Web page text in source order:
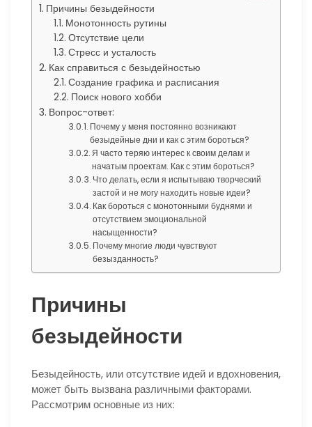
Причины безыдейности
Монотонность рутины
Отсутствие цели
Стресс и усталость
Как справиться с безыдейностью
Создание графика и расписания
Поиск нового хобби
Вопрос-ответ:
Почему у меня постоянно возникают
безыдейные дни и как с этим бороться?
Я часто теряю интерес к своим делам и
начатым проектам. Как с этим бороться?
Что делать, если я испытываю творческий
застой и не могу находить новые идеи?
Как бороться с монотонными буднями и
отсутствием эмоциональной
насыщенности?
Почему многие люди чувствуют
безызданность?
Причины
безыдейности
Безыдейность, или отсутствие идей и вдохновения,
может быть вызвана различными факторами.
Рассмотрим основные из них: